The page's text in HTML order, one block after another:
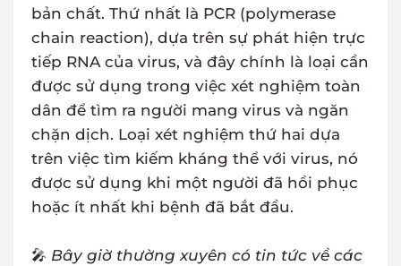
bản chất. Thứ nhất là PCR (polymerase
chain reaction), dựa trên sự phát hiện trực
tiếp RNA của virus, và đây chính là loại cần
được sử dụng trong việc xét nghiệm toàn
dân để tìm ra người mang virus và ngăn
chặn dịch. Loại xét nghiệm thứ hai dựa
trên việc tìm kiếm kháng thể với virus, nó
được sử dụng khi một người đã hồi phục
hoặc ít nhất khi bệnh đã bắt đầu.
🎤 Bây giờ thường xuyên có tin tức về các